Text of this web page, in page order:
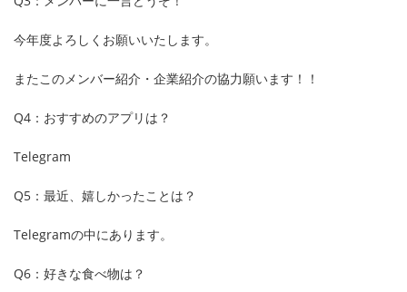
今年度よろしくお願いいたします。
またこのメンバー紹介・企業紹介の協力願います！！
Q4：おすすめのアプリは？
Telegram
Q5：最近、嬉しかったことは？
Telegramの中にあります。
Q6：好きな食べ物は？